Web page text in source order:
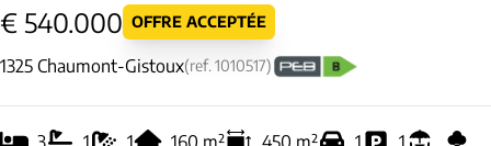
€ 540.000 OFFRE ACCEPTÉE
1325 Chaumont-Gistoux(ref.1010517)